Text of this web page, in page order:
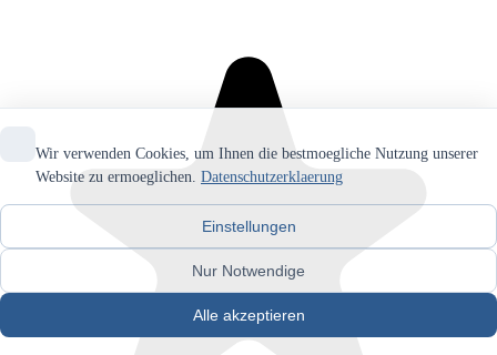
Wir verwenden Cookies, um Ihnen die bestmoegliche Nutzung unserer
Website zu ermoeglichen. Datenschutzerklaerung
Einstellungen
Nur Notwendige
Alle akzeptieren